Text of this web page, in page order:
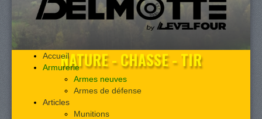
NATURE - CHASSE - TIR
Accueil
Armurerie
Armes neuves
Armes de défense
Articles
Munitions